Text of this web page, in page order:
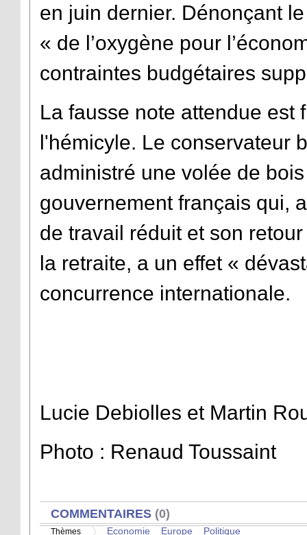
en juin dernier. Dénonçant
« de l’oxygène pour
contraintes budgétaires
La fausse note attendue est
l'hémicyle. Le conservateur
administré une volée de
gouvernement français qui,
de travail réduit et son
la retraite, a un effet «
concurrence internationale.
Lucie Debiolles et Martin
Photo : Renaud Toussaint
AFFICHER
COMMENTAIRES (0)
Thèmes Economie Europe Politique